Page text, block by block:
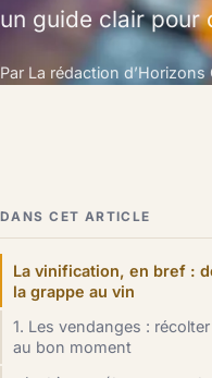
un guide clair pour
Par La rédaction d’Horizons
DANS CET ARTICLE
La vinification, en bref :
la grappe au vin
1. Les vendanges : récolter
au bon moment